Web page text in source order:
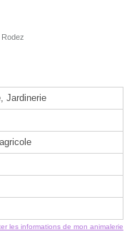
Jardinerie
les informations de mon animalerie